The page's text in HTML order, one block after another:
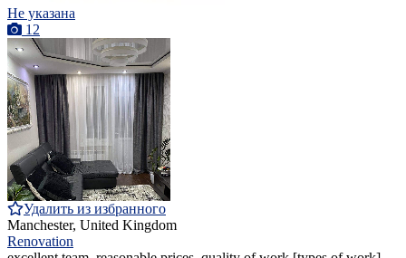
Не указана
12
Удалить из избранного
Manchester, United Kingdom
Renovation